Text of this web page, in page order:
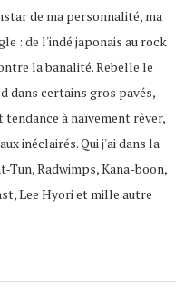
de ma personnalité, ma
: de l'indé japonais au rock
la banalité. Rebelle le
dans certains gros pavés,
à naïvement rêver,
inéclairés. Qui j'ai dans la
Tun, Radwimps, Kana-boon,
Lee Hyori et mille autre